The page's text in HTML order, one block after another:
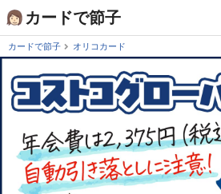
Skip
to
content
カードで節子
カードで節子 オリコカード